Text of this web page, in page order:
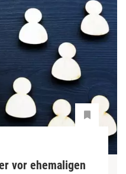
vor ehemaligen